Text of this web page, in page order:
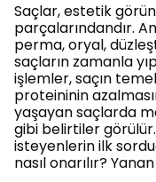
Saçlar, estetik
parçalarındandır.
perma, oryal,
saçların zamanla
işlemler, saçın
proteininin
yaşayan saçlarda
gibi belirtiler görülür.
isteyenlerin ilk
nasıl onarılır?